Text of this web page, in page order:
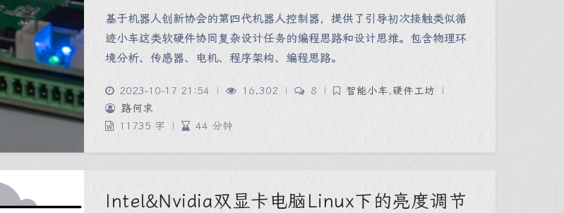
基于机器人创新协会的第四代机器人控制器，提供了引导初次接触类似循
迹小车这类软硬件协同复杂设计任务的编程思路和设计思维。包含物理环
境分析、传感器、电机、程序架构、编程思路。
2023-10-17 21:54 | 16,302 | 8 | 智能小车,硬件工坊
|
路何求
11735 字
| 44 分钟
Intel&Nvidia双显卡电脑Linux下的亮度调节